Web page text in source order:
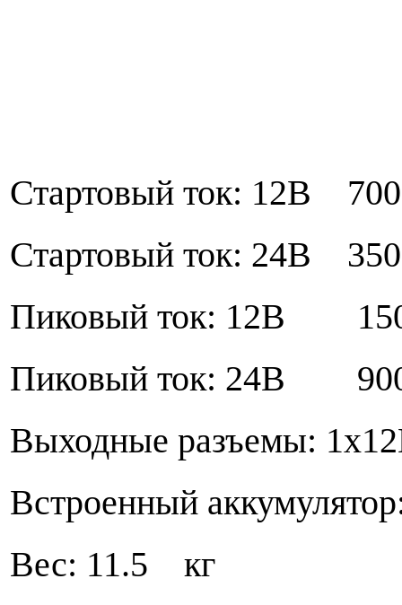
Стартовый ток: 12В
Стартовый ток: 24В
Пиковый ток: 12В
Пиковый ток: 24В
Выходные разъемы:
Встроенный
Вес: 11.5 кг